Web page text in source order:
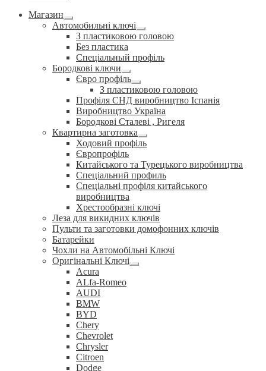
Магазин
Розгорнуте
вкладене
меню
Автомобильні ключі
Розгорнуте
вкладене
З пластиковою головою
Без пластика
Спеціальный профіль
Бородкові ключи
Розгорнуте
вкладене
меню
Євро профіль
Розгорнуте
вкладене
меню
З пластиковою головою
Профіля СНД виробництво Іспанія
Виробництво Україна
Бородкові Сталеві , Ригеля
Квартирна заготовка
Розгорнуте
вкладене
Ходовий профіль
Європрофіль
Китайського та Турецького виробництва
Спеціальний профиль
Спеціальні профіля китайського
виробництва
Хрестообразні ключі
Леза для викидних ключів
Пульти та заготовки домофонних ключів
Батарейки
Чохли на Автомобільні Ключі
Оригінальні Ключі
Розгорнуте
Acura
ALfa-Romeo
AUDI
BMW
BYD
Chery
Chevrolet
Chrysler
Citroen
Dodge